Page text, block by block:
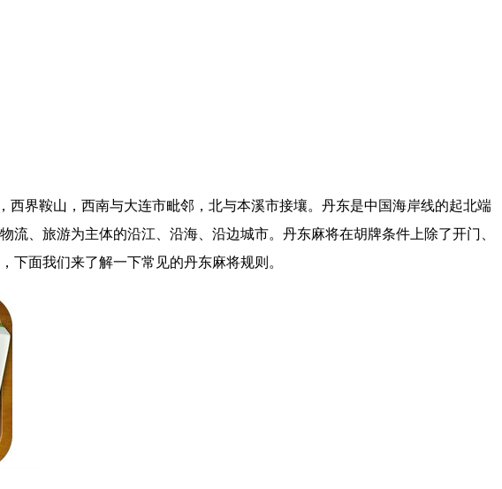
界鞍山，西南与大连市毗邻，北与本溪市接壤。丹东是中国海岸线的起北端
、旅游为主体的沿江、沿海、沿边城市。丹东麻将在胡牌条件上除了开门、
面我们来了解一下常见的丹东麻将规则。